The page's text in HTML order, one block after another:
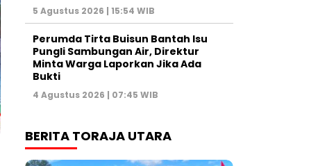
5 Agustus 2026 | 15:54 WIB
Perumda Tirta Buisun Bantah Isu
Pungli Sambungan Air, Direktur
Minta Warga Laporkan Jika Ada
Bukti
4 Agustus 2026 | 07:45 WIB
BERITA TORAJA UTARA